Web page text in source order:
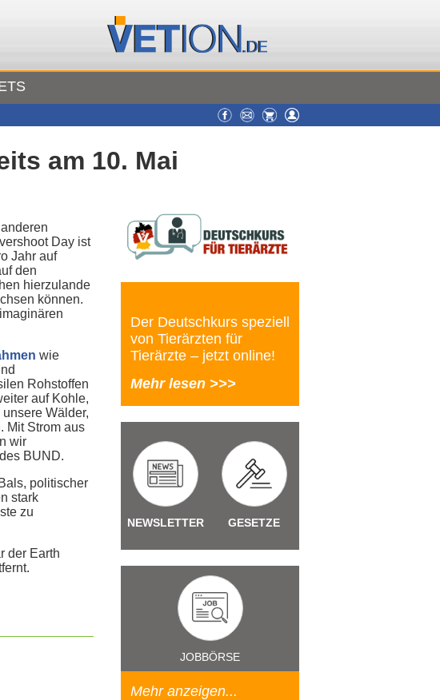
am 10. Mai
Day ist
Jahr auf
den
hierzulande
können.
wie
Rohstoffen
auf Kohle,
Wälder,
Mit Strom aus
wir
BUND.
politischer
stark
zu
der Earth
Der Deutschkurs speziell
von Tierärzten für
Tierärzte – jetzt online!
Mehr lesen >>>
NEWSLETTER GESETZE
JOBBÖRSE
Mehr anzeigen...